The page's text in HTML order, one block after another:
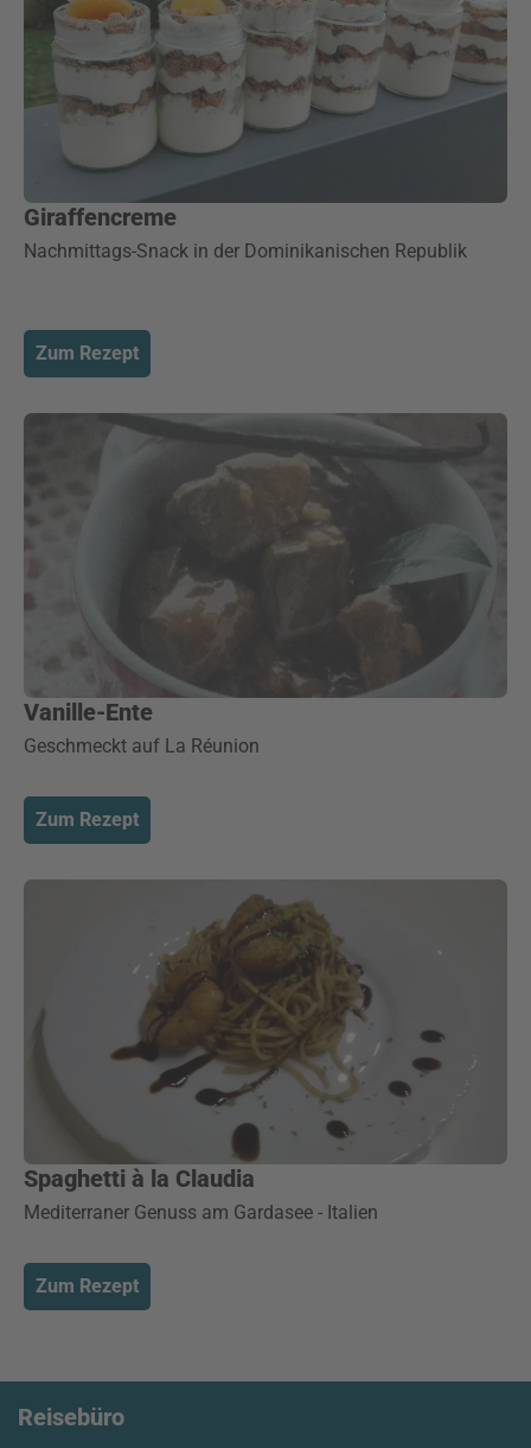
Giraffencreme
Nachmittags-Snack in der Dominikanischen Republik
Zum Rezept
Vanille-Ente
Geschmeckt auf La Réunion
Zum Rezept
Spaghetti à la Claudia
Mediterraner Genuss am Gardasee - Italien
Zum Rezept
Reisebüro